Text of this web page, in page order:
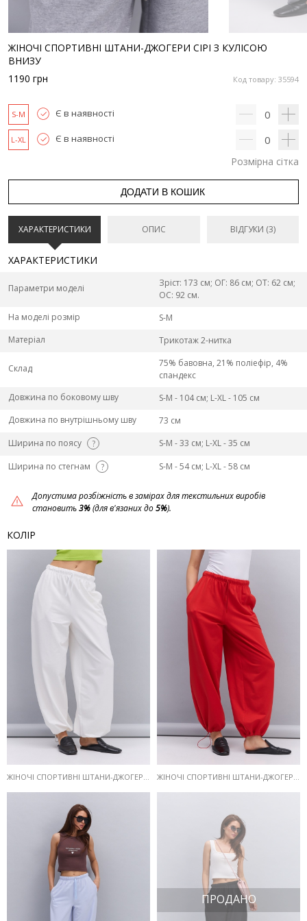
ЖІНОЧІ СПОРТИВНІ ШТАНИ-ДЖОГЕРИ СІРІ З КУЛІСОЮ
ВНИЗУ
Код товару: 35594
1190 грн
S-M Є в наявності 0
L-XL Є в наявності 0
Розмірна сітка
ДОДАТИ В КОШИК
ХАРАКТЕРИСТИКИ ОПИС ВІДГУКИ (3)
ХАРАКТЕРИСТИКИ
Параметри моделі
Зріст: 173 см; ОГ: 86 см; ОТ: 62 см;
ОС: 92 см.
На моделі розмір
S-M
Матеріал
Трикотаж 2-нитка
Склад
75% бавовна, 21% поліефір, 4%
спандекс
Довжина по боковому шву
S-M - 104 см; L-ХL - 105 см
Довжина по внутрішньому шву
73 см
Ширина по поясу
?
S-M - 33 см; L-ХL - 35 см
Ширина по стегнам
? S-M - 54 см; L-ХL - 58 см
Допустима розбіжність в замірах для текстильних виробів
становить3%(для в'язаних до5%).
КОЛІР
ЖІНОЧІ СПОРТИВНІ ШТАНИ-ДЖОГЕРИ МОЛОЧНІ З КУЛІСОЮ ВНИЗУ ЖІНОЧІ СПОРТИВНІ ШТАНИ-ДЖОГЕРИ ЧЕРВОНІ З КУЛІСОЮ ВНИЗУ
ПРОДАНО